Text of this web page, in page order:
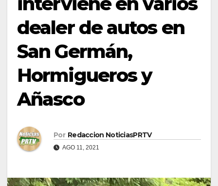
dealer de autos en
San Germán,
Hormigueros y
Añasco
Por Redaccion NoticiasPRTV
AGO 11, 2021